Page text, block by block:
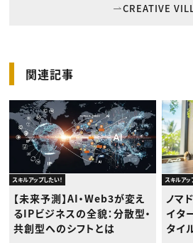
CREATIVE
関連記事
スキルアップしたい！
【未来予測】AI・Web3が変え
るIPビジネスの全貌：分散型・
共創型へのシフトとは
スキルアッ
ノマ
イタ
タイ